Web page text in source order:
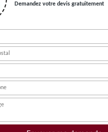
Demandez votre devis gratuitement